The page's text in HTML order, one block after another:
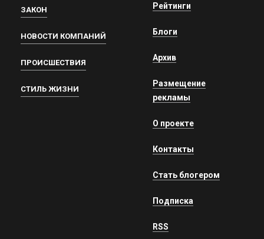
ЗАКОН
НОВОСТИ КОМПАНИЙ
ПРОИСШЕСТВИЯ
СТИЛЬ ЖИЗНИ
Рейтинги
Блоги
Архив
Размещение
рекламы
О проекте
Контакты
Стать блогером
Подписка
RSS